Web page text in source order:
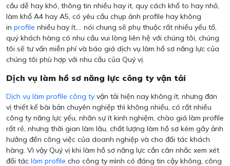
cầu dễ hay khó, thông tin nhiều hay it, quy cách khổ to hay nhỏ,
làm khổ A4 hay A5, có yêu cầu chụp ảnh profile hay không
in profile nhiều hay ít,... nói chung sẽ phụ thuộc rất nhiều yếu tố,
quý khách hàng có nhu cầu vui lòng liên hệ với chúng tôi, chúng
tôi sẽ tư vấn miễn phí và báo giá dịch vụ làm hồ sơ năng lực của
chúng tôi phù hợp với nhu cầu của Quý vị.
Dịch vụ làm hồ sơ năng lực công ty vận tải
Dịch vụ làm profile công ty vận tải hiện nay không ít, nhưng đơn
vị thiết kế bài bản chuyên nghiệp thì không nhiều, có rất nhiều
công ty năng lực yếu, nhân sự ít kinh nghiệm, chào giá làm profile
rất rẻ, nhưng thời gian làm lâu, chất lượng làm hồ sơ kém gây ảnh
hưởng đến công việc của doanh nghiệp và cho đối tác khách
hàng. Vì vậy Quý vị khi làm hồ sơ năng lực cần cân nhắc xem xét
đối tác làm profile cho công ty mình có đáng tin cậy không, công